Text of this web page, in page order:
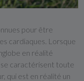
pour être
cardiaques. Lorsque
en réalité
caractérisent toute
qui est en réalité un